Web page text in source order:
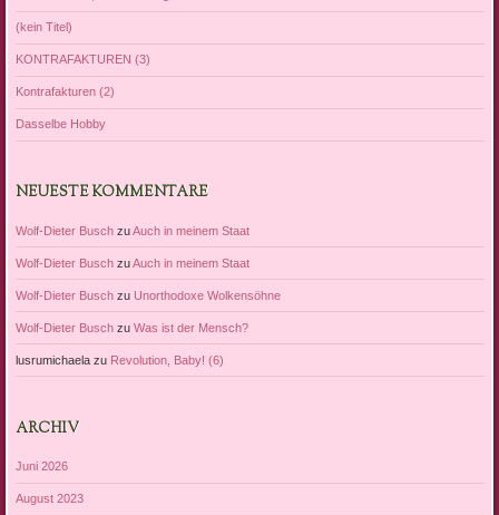
(kein Titel)
KONTRAFAKTUREN (3)
Kontrafakturen (2)
Dasselbe Hobby
NEUESTE KOMMENTARE
Wolf-Dieter BuschzuAuch in meinem Staat
Wolf-Dieter BuschzuAuch in meinem Staat
Wolf-Dieter Buschzu Unorthodoxe Wolkensöhne
Wolf-Dieter Buschzu Was ist der Mensch?
lusrumichaelazu Revolution, Baby! (6)
ARCHIV
Juni 2026
August 2023